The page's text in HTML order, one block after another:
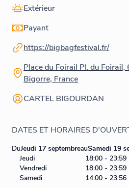
Extérieur
Payant
https://bigbagfestival.fr/
Place du Foirail Pl. du
Bigorre, France
CARTEL BIGOURDAN
DATES ET HORAIRES
DuJeudi 17 septembreauSamedi 19
Jeudi
18:00 - 23:59
Vendredi
18:00 - 23:59
Samedi
14:00 - 23:56